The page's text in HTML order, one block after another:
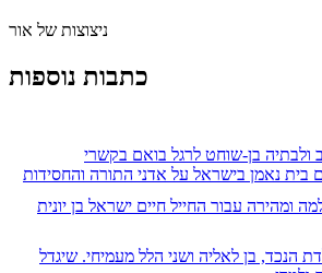
ניצוצות של אור
כתבות נוספות
ולבתיה בן-שוחט לרגל בואם בקשרי
ומהירה עבור החייל חיים ישראל בן יונית
הנכד, בן לאליה ושני הלל מעמיחי. שיגדל